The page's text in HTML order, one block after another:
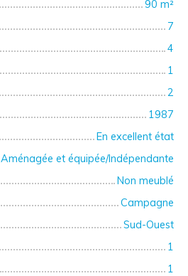
90 m²
7
4
1
2
1987
En excellent état
Aménagée et équipée/Indépendante
Non meublé
Campagne
Sud-Ouest
1
1